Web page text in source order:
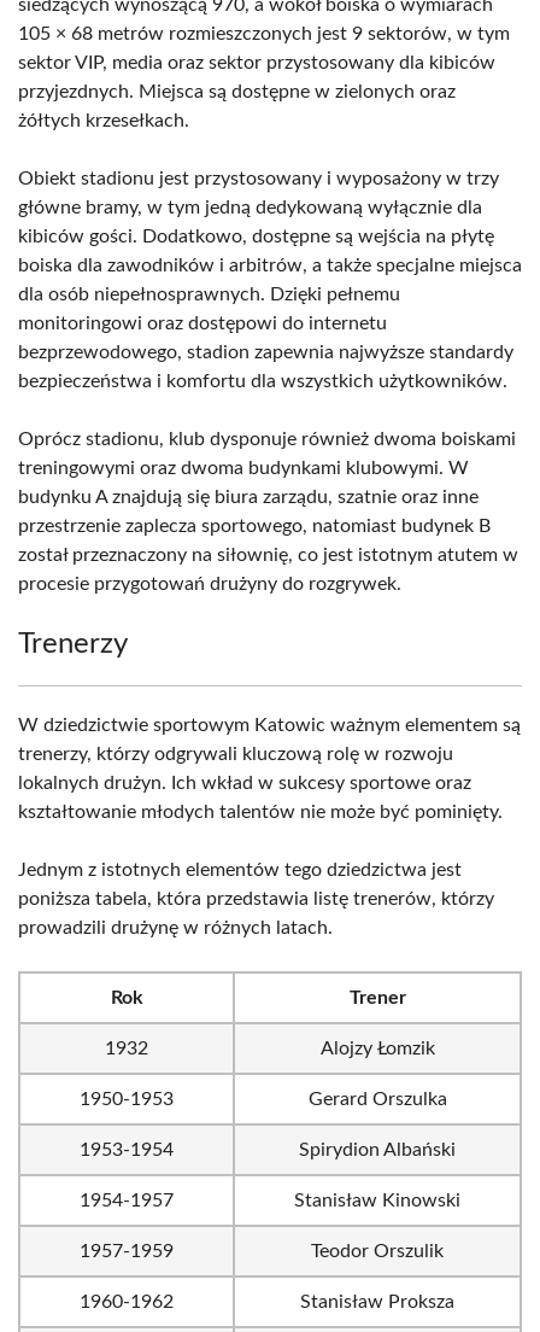
siedzących wynoszącą 970, a wokół boiska o wymiarach
105 × 68 metrów rozmieszczonych jest 9 sektorów, w tym
sektor VIP, media oraz sektor przystosowany dla kibiców
przyjezdnych. Miejsca są dostępne w zielonych oraz
żółtych krzesełkach.
Obiekt stadionu jest przystosowany i wyposażony w trzy
główne bramy, w tym jedną dedykowaną wyłącznie dla
kibiców gości. Dodatkowo, dostępne są wejścia na płytę
boiska dla zawodników i arbitrów, a także specjalne miejsca
dla osób niepełnosprawnych. Dzięki pełnemu
monitoringowi oraz dostępowi do internetu
bezprzewodowego, stadion zapewnia najwyższe standardy
bezpieczeństwa i komfortu dla wszystkich użytkowników.
Oprócz stadionu, klub dysponuje również dwoma boiskami
treningowymi oraz dwoma budynkami klubowymi. W
budynku A znajdują się biura zarządu, szatnie oraz inne
przestrzenie zaplecza sportowego, natomiast budynek B
został przeznaczony na siłownię, co jest istotnym atutem w
procesie przygotowań drużyny do rozgrywek.
Trenerzy
W dziedzictwie sportowym Katowic ważnym elementem są
trenerzy, którzy odgrywali kluczową rolę w rozwoju
lokalnych drużyn. Ich wkład w sukcesy sportowe oraz
kształtowanie młodych talentów nie może być pominięty.
Jednym z istotnych elementów tego dziedzictwa jest
poniższa tabela, która przedstawia listę trenerów, którzy
prowadzili drużynę w różnych latach.
Rok Trener
1932 Alojzy Łomzik
1950-1953 Gerard Orszulka
1953-1954 Spirydion Albański
1954-1957 Stanisław Kinowski
1957-1959 Teodor Orszulik
1960-1962 Stanisław Proksza